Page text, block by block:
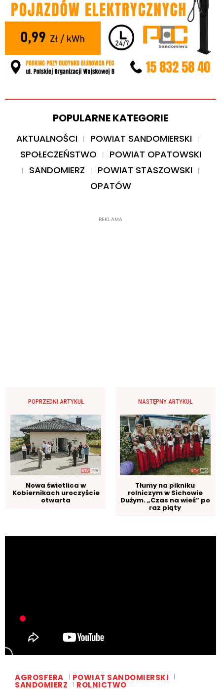
POPULARNE KATEGORIE
AKTUALNOŚCI
POWIAT SANDOMIERSKI
SPOŁECZEŃSTWO
POWIAT OPATOWSKI
SANDOMIERZ
POWIAT STASZOWSKI
OPATÓW
REKLAMA
POPRZEDNI ARTYKUŁ
Nowa świetlica w
Kobiernikach uroczyście
otwarta
NASTĘPNY ARTYKUŁ
Tłumy na pikniku
rolniczym w Sichowie
Dużym. „Czas na wieś” po
raz piąty